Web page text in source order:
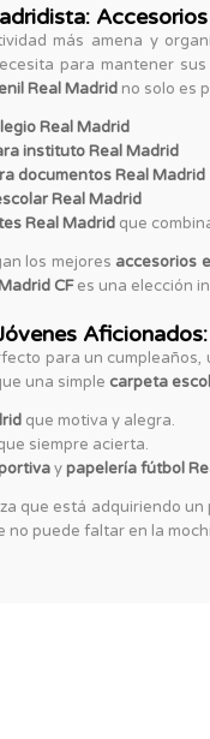
más amena y
para mantener
Real Madrid no solo es
Real Madrid
instituto Real Madrid
documentos Real Madrid
Real Madrid
Real Madrid que
los mejores accesorios
CFes una elección
para un cumpleaños,
una simple carpeta
que motiva y alegra.
siempre acierta.
ypapelería fútbol
que está adquiriendo un
no puede faltar en la